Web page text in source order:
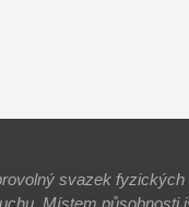
svazek
Místem